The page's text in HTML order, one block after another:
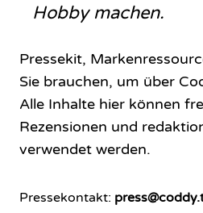
Hobby machen.
Pressekit,
Sie brauchen, um über
Alle Inhalte hier können
Rezensionen und
verwendet werden.
Pressekontakt: